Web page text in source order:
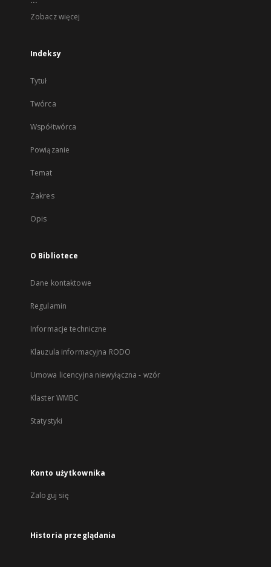
Zobacz więcej
Indeksy
Tytuł
Twórca
Współtwórca
Powiązanie
Temat
Zakres
Opis
O Bibliotece
Dane kontaktowe
Regulamin
Informacje techniczne
Klauzula informacyjna RODO
Umowa licencyjna niewyłączna - wzór
Klaster WMBC
Statystyki
Konto użytkownika
Zaloguj się
Historia przeglądania